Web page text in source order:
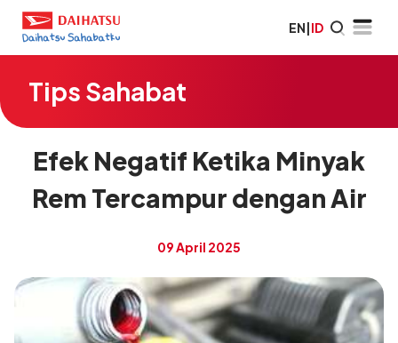
EN|ID
Tips Sahabat
Efek Negatif Ketika Minyak
Rem Tercampur dengan Air
09 April 2025